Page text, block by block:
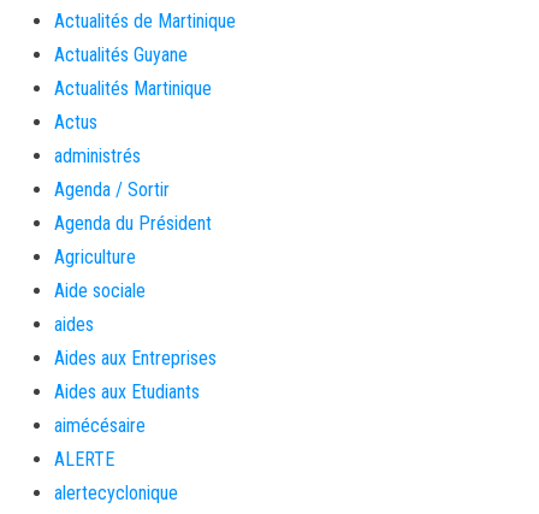
Actualités de Martinique
Actualités Guyane
Actualités Martinique
Actus
administrés
Agenda / Sortir
Agenda du Président
Agriculture
Aide sociale
aides
Aides aux Entreprises
Aides aux Etudiants
aimécésaire
ALERTE
alertecyclonique